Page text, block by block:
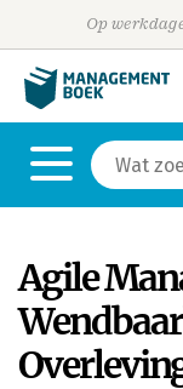
Op
Agile